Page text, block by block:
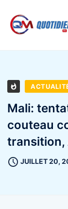
Mali:
couteau
transition,
JUILLET 20,